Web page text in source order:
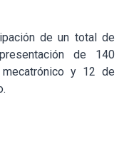
de un total de
de 140
y 12 de